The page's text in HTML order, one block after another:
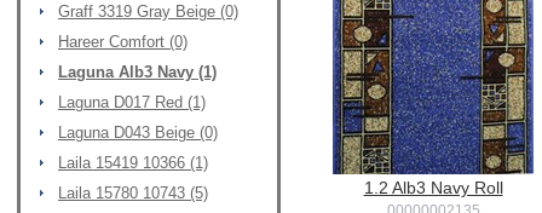
Graff 3319 Gray Beige (0)
Hareer Comfort (0)
Laguna Alb3 Navy (1)
Laguna D017 Red (1)
Laguna D043 Beige (0)
Laila 15419 10366 (1)
Laila 15780 10743 (5)
1.2 Alb3 Navy Roll